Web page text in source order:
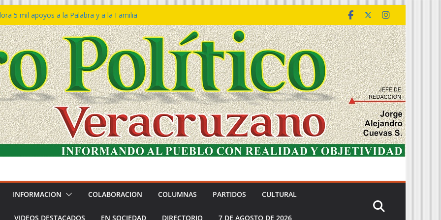
5 mil apoyos a la Palabra y a la Familia
Declaraciones de Procedencia en contra
𝙂𝙤𝙗𝙞𝙚𝙧𝙣𝙤 𝙙𝙚𝙡 𝙀𝙨𝙩𝙖𝙙𝙤 𝙖 𝙙𝙞𝙨𝙛𝙧𝙪𝙩𝙖𝙧
𝙙𝙚𝙡 𝙈𝙖𝙧 𝙚𝙣 𝘾𝙤𝙖𝙩𝙯𝙖𝙘𝙤𝙖𝙡𝙘𝙤𝙨
de policías con vocación de servicio y
SSP
rechaza acusaciones y asegura que
solicitud de desafuero
INFORMACION COLABORACION COLUMNAS PARTIDOS CULTURAL
VIDEOS DESTACADOS EN SOCIEDAD DIRECTORIO 7 DE AGOSTO DE 2026